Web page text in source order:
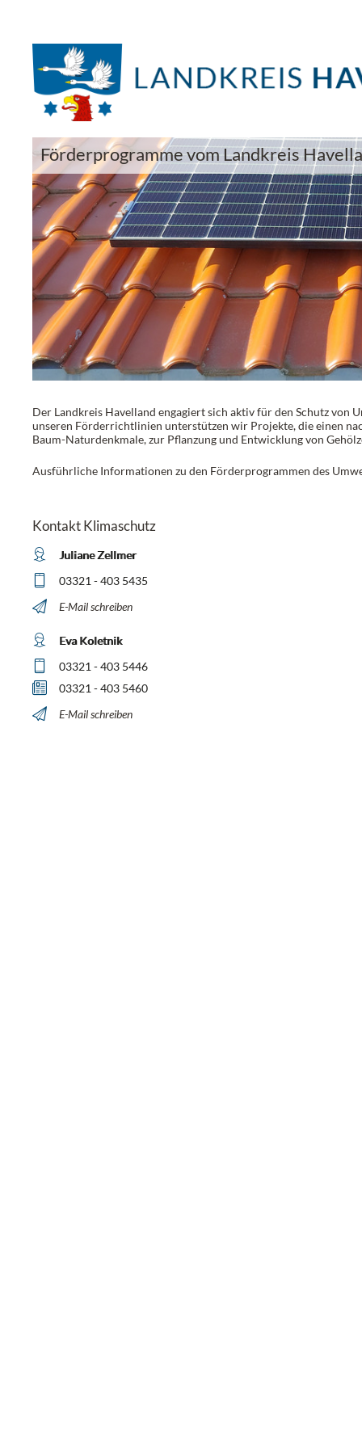
Förderprogramme vom Landkreis
Der Landkreis Havelland engagiert sich aktiv für den Schutz von
unseren Förderrichtlinien unterstützen wir Projekte, die einen
Baum-Naturdenkmale, zur Pflanzung und Entwicklung von
Ausführliche Informationen zu den Förderprogrammen des
Kontakt Klimaschutz
Juliane Zellmer
03321 - 403 5435
E-Mail schreiben
Eva Koletnik
03321 - 403 5446
03321 - 403 5460
E-Mail schreiben